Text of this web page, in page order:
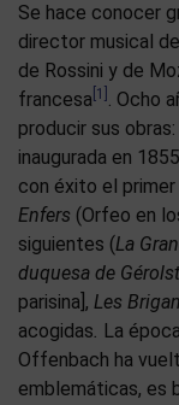
Se hace conocer
director musical
de Rossini y de
francesa [1] . Ocho
producir sus
inaugurada en
con éxito el
Enfers (Orfeo en
siguientes (La
duquesa de
parisina], Les
acogidas. La
Offenbach ha
emblemáticas, es